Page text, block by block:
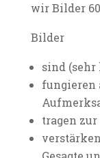
wir Bilder
Bilder
sind
fungieren
tragen